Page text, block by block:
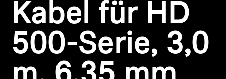
Kabel für HD
500-Serie, 3,0
Anmeldung erforderlich
Melden Sie sich bei Ihrem Konto an, um